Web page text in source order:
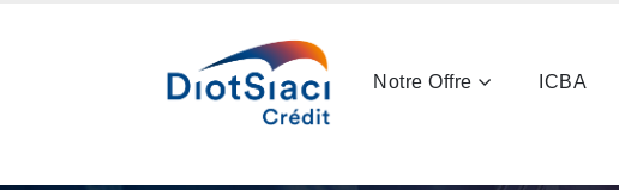
Notre Offre ICBA